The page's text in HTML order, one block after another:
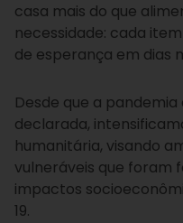
casa mais do que
necessidade: cada
de esperança em dias
Desde que a
declarada,
humanitária, visando
vulneráveis que foram
impactos
19.